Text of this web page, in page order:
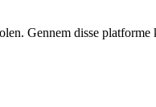
Gennem disse